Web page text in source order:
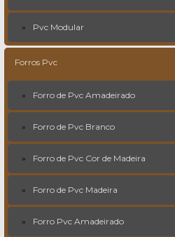
Pvc Modular
Forros Pvc
Forro de Pvc Amadeirado
Forro de Pvc Branco
Forro de Pvc Cor de Madeira
Forro de Pvc Madeira
Forro Pvc Amadeirado